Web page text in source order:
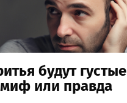
будут густые
или правда